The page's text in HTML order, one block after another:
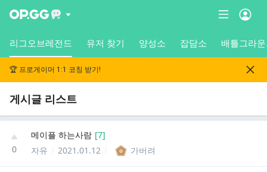
리그오브레전드 유저 찾기 양성소 잡담소 배틀그라
🏆 프로게이머 1:1 코칭 받기!
게시글 리스트
0
메이플 하는사람 [7]
자유
2021.01.12 가버려